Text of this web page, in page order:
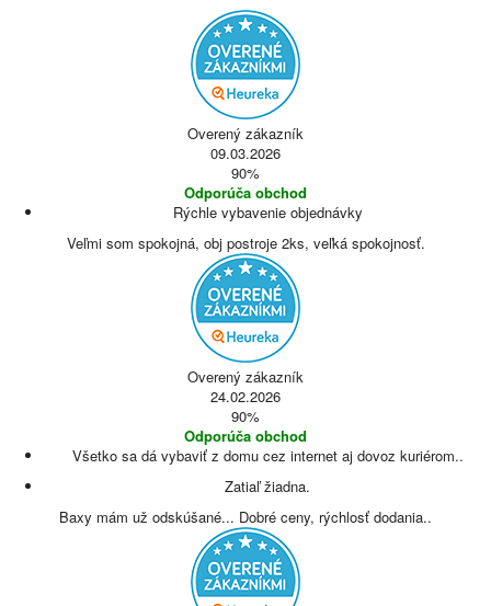
Overený zákazník
09.03.2026
90%
Odporúča obchod
Rýchle vybavenie objednávky
Veľmi som spokojná, obj postroje 2ks, veľká spokojnosť.
Overený zákazník
24.02.2026
90%
Odporúča obchod
Všetko sa dá vybaviť z domu cez internet aj dovoz kuriérom..
Zatiaľ žiadna.
Baxy mám už odskúšané... Dobré ceny, rýchlosť dodania..